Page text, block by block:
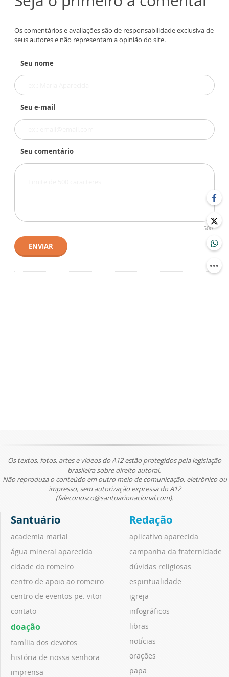
Os comentários e avaliações são de responsabilidade exclusiva de
seus autores e não representam a opinião do site.
Seu nome
Seu e-mail
Seu comentário
500
ENVIAR
Os textos, fotos, artes e vídeos do A12 estão protegidos pela legislação
brasileira sobre direito autoral.
Não reproduza o conteúdo em outro meio de comunicação, eletrônico ou
impresso, sem autorização expressa do A12
(faleconosco@santuarionacional.com).
Santuário
academia marial
água mineral aparecida
cidade do romeiro
centro de apoio ao romeiro
centro de eventos pe. vitor
contato
doação
família dos devotos
história de nossa senhora
imprensa
Redação
aplicativo aparecida
campanha da fraternidade
dúvidas religiosas
espiritualidade
igreja
infográficos
libras
notícias
orações
papa